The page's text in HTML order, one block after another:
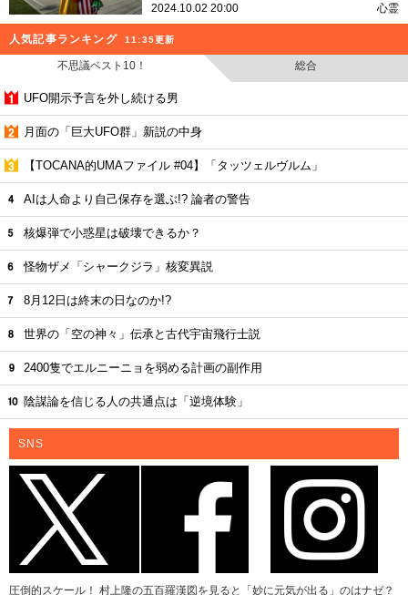
2024.10.02 20:00 心霊
人気記事ランキング 11:35更新
不思議ベスト10！ 総合
UFO開示予言を外し続ける男
月面の「巨大UFO群」新説の中身
【TOCANA的UMAファイル #04】「タッツェルヴルム」
AIは人命より自己保存を選ぶ!? 論者の警告
核爆弾で小惑星は破壊できるか？
怪物ザメ「シャークジラ」核変異説
8月12日は終末の日なのか!?
世界の「空の神々」伝承と古代宇宙飛行士説
2400隻でエルニーニョを弱める計画の副作用
陰謀論を信じる人の共通点は「逆境体験」
SNS
圧倒的スケール！ 村上隆の五百羅漢図を見ると「妙に元気が出る」のはナゼ？